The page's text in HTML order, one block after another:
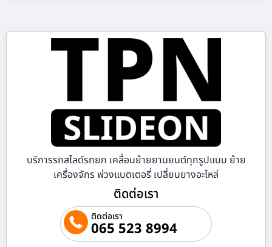
บริการรถสไลด์รถยก เคลื่อนย้ายยานยนต์ทุกรูปแบบ ย้าย
เครื่องจักร พ่วงแบตเตอรี่ เปลี่ยนยางอะไหล่
ติดต่อเรา
ติดต่อเรา
065 523 8994